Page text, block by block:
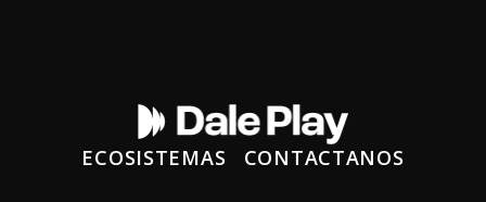
ECOSISTEMAS CONTACTANOS